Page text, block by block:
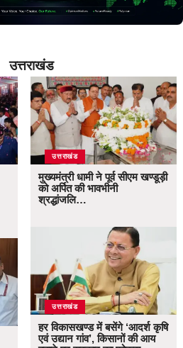
उत्तराखंड
उत्तराखंड
मुख्यमंत्री धामी ने पूर्व सीएम खण्डूड़ी
को अर्पित की भावभीनी
श्रद्धांजलि…
उत्तराखंड
हर विकासखण्ड में बसेंगे ‘आदर्श कृषि
एवं उद्यान गांव’, किसानों की आय